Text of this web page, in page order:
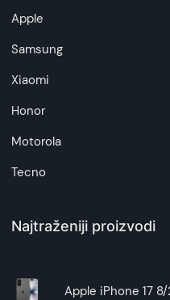
Apple
Samsung
Xiaomi
Honor
Motorola
Tecno
Najtraženiji proizvodi
Apple iPhone 17